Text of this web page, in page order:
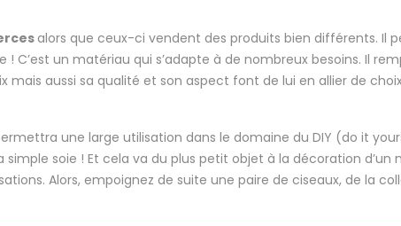
alors que ceux-ci vendent des produits bien différents. Il
C’est un matériau qui s’adapte à de nombreux besoins. Il
aussi sa qualité et son aspect font de lui en allier de
une large utilisation dans le domaine du DIY (do it
soie ! Et cela va du plus petit objet à la décoration d’un
Alors, empoignez de suite une paire de ciseaux, de la